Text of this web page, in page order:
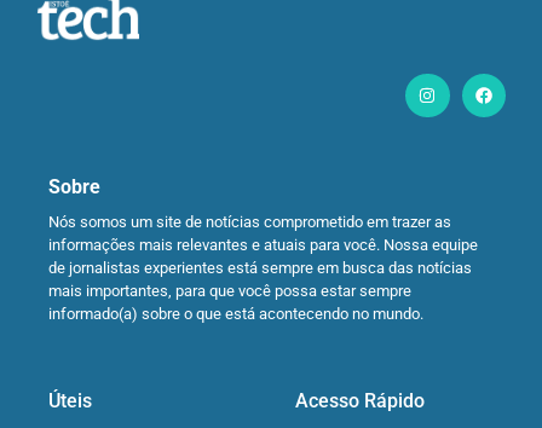
Sobre
Nós somos um site de notícias comprometido em trazer as
informações mais relevantes e atuais para você. Nossa equipe
de jornalistas experientes está sempre em busca das notícias
mais importantes, para que você possa estar sempre
informado(a) sobre o que está acontecendo no mundo.
Úteis Acesso Rápido